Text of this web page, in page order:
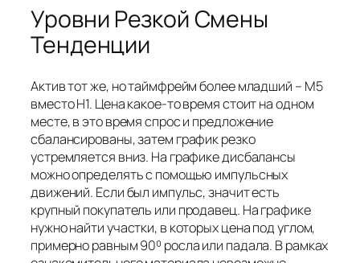
Уровни Резкой Смены
Тенденции
Актив тот же, но таймфрейм более младший – М5
вместо Н1. Цена какое-то время стоит на одном
месте, в это время спрос и предложение
сбалансированы, затем график резко
устремляется вниз. На графике дисбалансы
можно определять с помощью импульсных
движений. Если был импульс, значит есть
крупный покупатель или продавец. На графике
нужно найти участки, в которых цена под углом,
примерно равным 90⁰ росла или падала. В рамках